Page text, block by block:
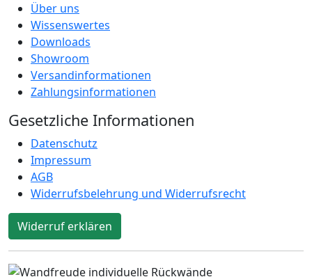
Über uns
Wissenswertes
Downloads
Showroom
Versandinformationen
Zahlungsinformationen
Gesetzliche Informationen
Datenschutz
Impressum
AGB
Widerrufsbelehrung und Widerrufsrecht
Widerruf erklären